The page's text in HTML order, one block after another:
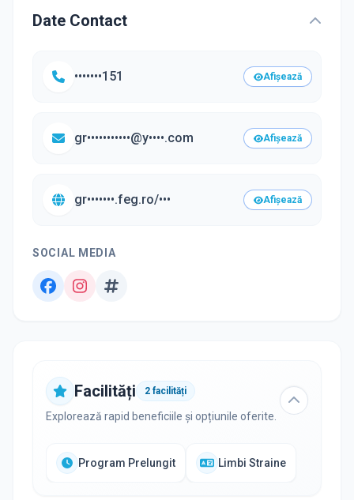
Date Contact
•••••••151 Afișează
gr•••••••••••@y••••.com Afișează
gr•••••••.feg.ro/••• Afișează
SOCIAL MEDIA
Facilități 2 facilități
Explorează rapid beneficiile și opțiunile oferite.
Program Prelungit Limbi Straine